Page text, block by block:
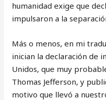
humanidad exige que
impulsaron a la
Más o menos, en mi
inician la declaración de
Unidos, que muy
Thomas Jefferson, y
motivo que llevó a